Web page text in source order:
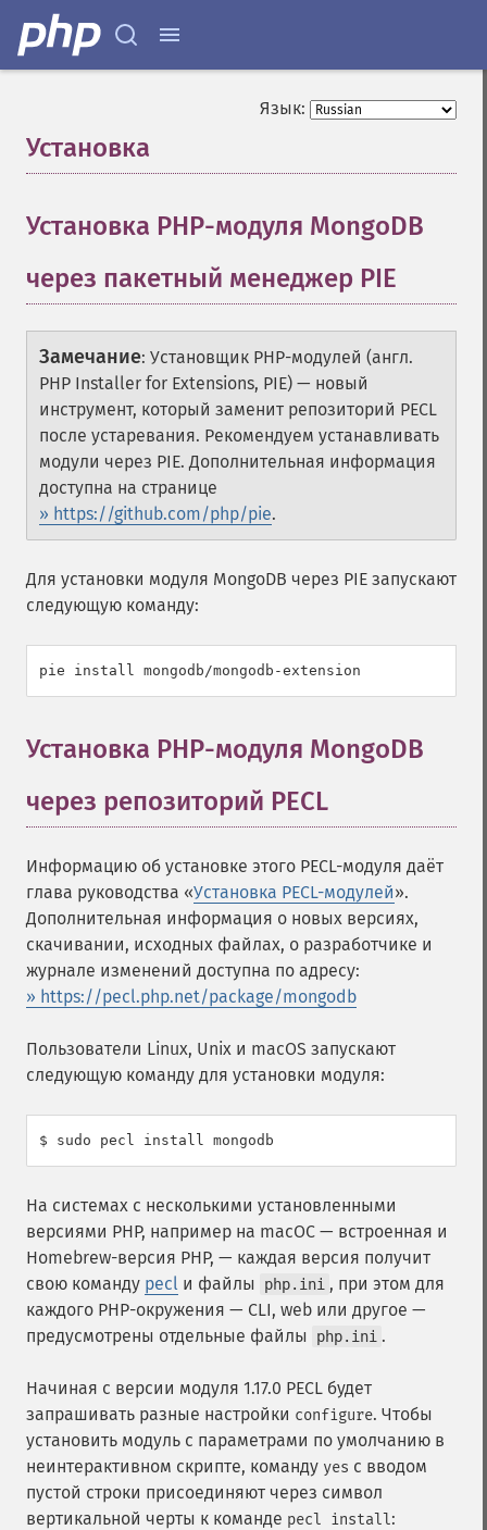
Язык:
Установка
Установка PHP-модуля MongoDB
через пакетный менеджер PIE
Замечание: Установщик PHP-модулей (англ.
PHP Installer for Extensions, PIE) — новый
инструмент, который заменит репозиторий PECL
после устаревания. Рекомендуем устанавливать
модули через PIE. Дополнительная информация
доступна на странице
» https://github.com/php/pie.
Для установки модуля MongoDB через PIE запускают
следующую команду:
pie install mongodb/mongodb-extension
Установка PHP-модуля MongoDB
через репозиторий PECL
Информацию об установке этого PECL-модуля даёт
глава руководства «Установка PECL-модулей».
Дополнительная информация о новых версиях,
скачивании, исходных файлах, о разработчике и
журнале изменений доступна по адресу:
» https://pecl.php.net/package/mongodb
Пользователи Linux, Unix и macOS запускают
следующую команду для установки модуля:
$ sudo pecl install mongodb
На системах с несколькими установленными
версиями PHP, например на macOC — встроенная и
Homebrew-версия PHP, — каждая версия получит
свою команду pecl и файлы php.ini , при этом для
каждого PHP-окружения — CLI, web или другое —
предусмотрены отдельные файлы
php.ini .
Начиная с версии модуля 1.17.0 PECL будет
запрашивать разные настройки configure. Чтобы
установить модуль с параметрами по умолчанию в
неинтерактивном скрипте, команду yes с вводом
пустой строки присоединяют через символ
вертикальной черты к команде pecl install: